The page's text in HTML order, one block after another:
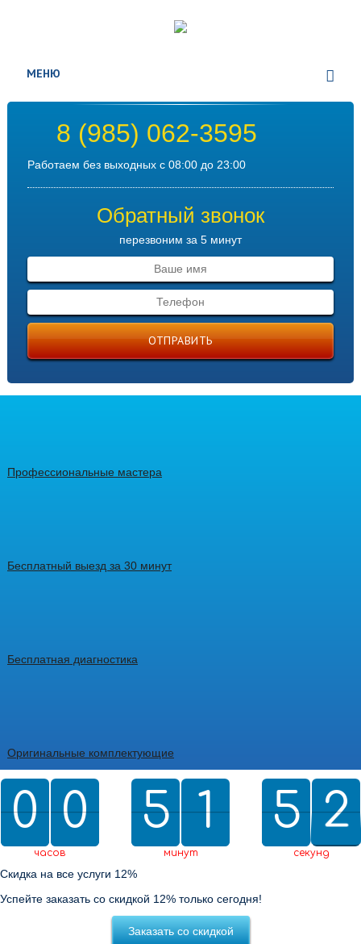
МЕНЮ
8 (985) 062-3595
Работаем без выходных с 08:00 до 23:00
Обратный звонок
перезвоним за 5 минут
ОТПРАВИТЬ
Профессиональные мастера
Бесплатный выезд за 30 минут
Бесплатная диагностика
Оригинальные комплектующие
0
0 0
0
часов
5
5 2
1
1
2
минут
0
5
5
0 2
1
1
2
секунд
Скидка на все услуги 12%
Успейте заказать со скидкой 12% только сегодня!
Заказать со скидкой